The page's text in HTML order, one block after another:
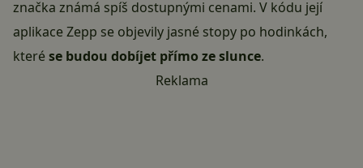
značka známá spíš dostupnými cenami. V kódu její
aplikace Zepp se objevily jasné stopy po hodinkách,
kterése budou dobíjet přímo ze slunce.
Reklama